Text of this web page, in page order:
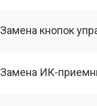
Замена кнопок
Замена ИК-